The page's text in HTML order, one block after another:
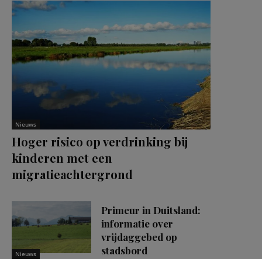
Nieuws
Hoger risico op verdrinking bij
kinderen met een
migratieachtergrond
Nieuws
Primeur in Duitsland:
informatie over
vrijdaggebed op
stadsbord